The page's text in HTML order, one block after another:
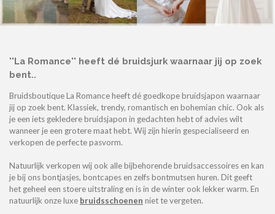
''La Romance'' heeft dé bruidsjurk waarnaar jij op zoek
bent..
Bruidsboutique La Romance heeft dé goedkope bruidsjapon waarnaar
jij op zoek bent. Klassiek, trendy, romantisch en bohemian chic. Ook als
je een iets gekledere bruidsjapon in gedachten hebt of advies wilt
wanneer je een grotere maat hebt. Wij zijn hierin gespecialiseerd en
verkopen de perfecte pasvorm.
Natuurlijk verkopen wij ook alle bijbehorende bruidsaccessoires en kan
je bij ons bontjasjes, bontcapes en zelfs bontmutsen huren. Dit geeft
het geheel een stoere uitstraling en is in de winter ook lekker warm. En
natuurlijk onze luxe bruidsschoenen niet te vergeten.